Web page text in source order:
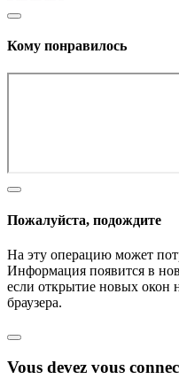
Кому понравилось
Пожалуйста, подождите
На эту операцию может
Информация появится в
если открытие новых окон
браузера.
Vous devez vous